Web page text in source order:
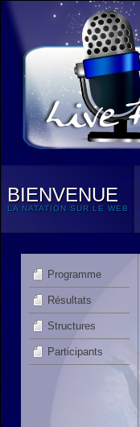
BIENVENUE
LA NATATION SUR LE WEB
Programme
Résultats
Structures
Participants